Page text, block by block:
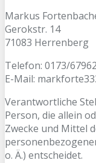
Markus
Gerokstr. 14
71083 Herrenberg
Telefon: 0173/
E-Mail:
Verantwortliche
Person, die allein
Zwecke und Mittel
o. Ä.) entscheidet.